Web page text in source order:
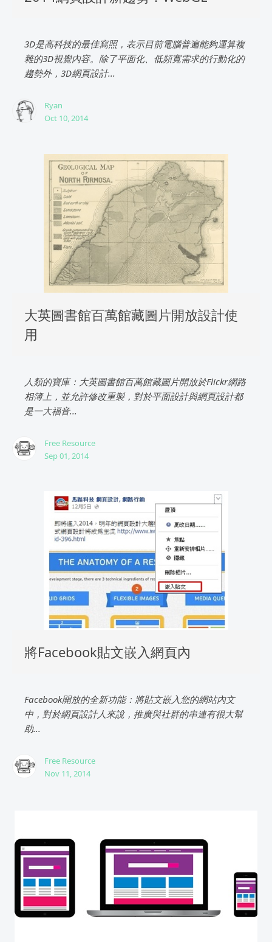
3D是高科技的最佳寫照，表示目前電腦普遍能夠運算複
雜的3D視覺內容。除了平面化、低頻寬需求的行動化的
趨勢外，3D網頁設計...
Ryan
Oct 10, 2014
大英圖書館百萬館藏圖片開放設計使
用
人類的寶庫：大英圖書館百萬館藏圖片開放於Flickr網路
相簿上，並允許修改重製，對於平面設計與網頁設計都
是一大福音...
Free Resource
Sep 01, 2014
將Facebook貼文嵌入網頁內
Facebook開放的全新功能：將貼文嵌入您的網站內文
中，對於網頁設計人來說，推廣與社群的串連有很大幫
助...
Free Resource
Nov 11, 2014